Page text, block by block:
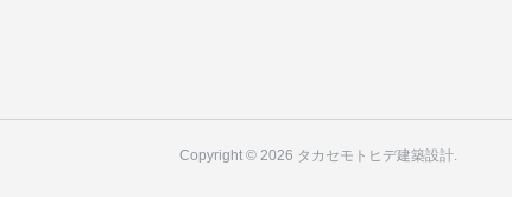
Copyright © 2026 タカセモトヒデ建築設計.